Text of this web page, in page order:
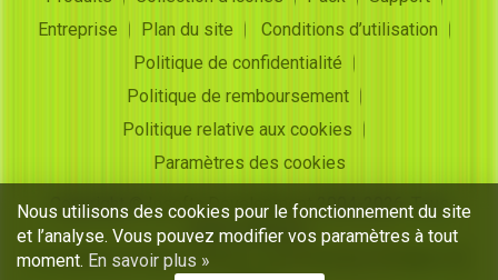
Entreprise
Plan du site
Conditions d’utilisation
Politique de confidentialité
Politique de remboursement
Politique relative aux cookies
Paramètres des cookies
Copyright ©Insofta Development 2004-2026. Tous
droits réservés
Ensembles d'icônes gratuits, convertisseur d'images en
Nous utilisons des cookies pour le fonctionnement du site
et l’analyse. Vous pouvez modifier vos paramètres à tout
moment. En savoir plus »